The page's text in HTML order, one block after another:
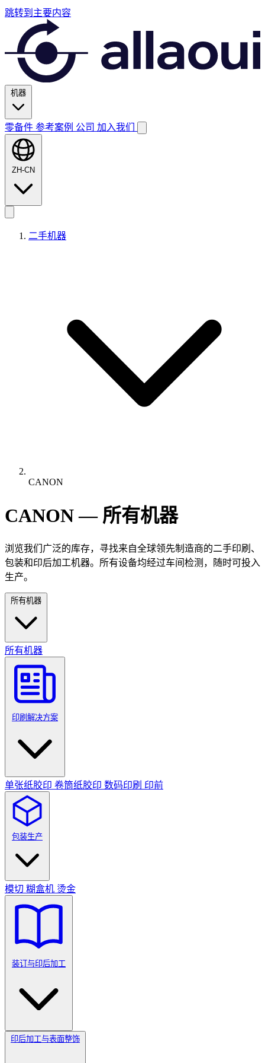
跳转到主要内容
机器
零备件 参考案例 公司 加入我们
ZH-CN
二手机器
CANON
CANON — 所有机器
浏览我们广泛的库存，寻找来自全球领先制造商的二手印刷、
包装和印后加工机器。所有设备均经过车间检测，随时可投入
生产。
所有机器
所有机器
印刷解决方案
单张纸胶印 卷筒纸胶印 数码印刷 印前
包装生产
模切 糊盒机 烫金
装订与印后加工
印后加工与表面整饰